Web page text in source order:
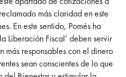
más claridad en este
En este sentido, Pomés ha
Liberación Fiscal’ deben servir
más responsables con el dinero
sean conscientes de lo que